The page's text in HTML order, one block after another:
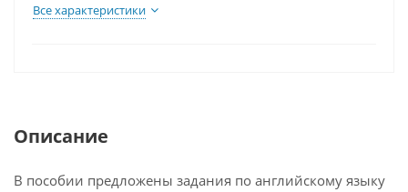
Все характеристики
Описание
В пособии предложены задания по английскому языку